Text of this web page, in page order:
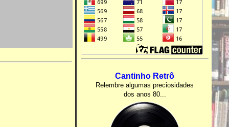
Cantinho Retrô
Relembre algumas preciosidades
dos anos 80...